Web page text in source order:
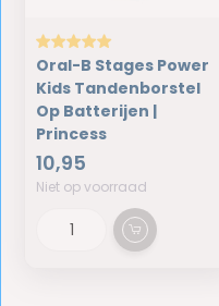
Oral-B Stages Power
Kids Tandenborstel
Op Batterijen |
Princess
10,95
Niet op voorraad